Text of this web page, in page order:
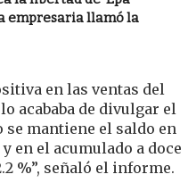
empresaria llamó la
en las ventas del
acababa de divulgar el
mantiene el saldo en
en el acumulado a doce
%”, señaló el informe.